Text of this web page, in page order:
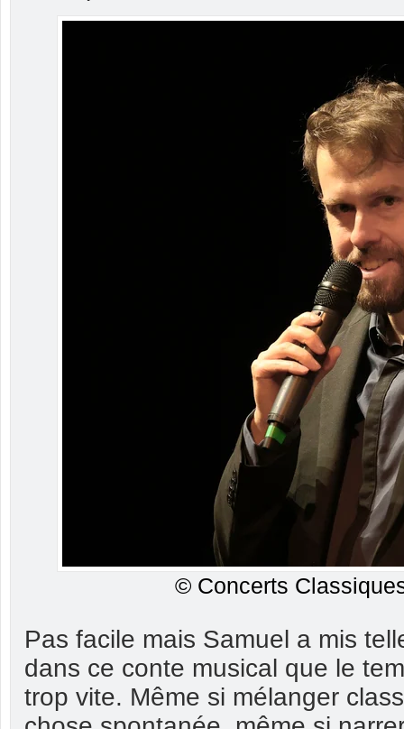
© Concerts
Pas facile mais Samuel a mis
dans ce conte musical que le
trop vite. Même si mélanger